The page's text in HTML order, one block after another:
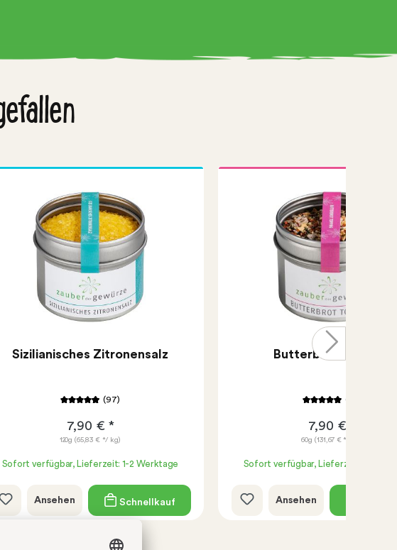
Sizilianisches Zitronensalz
(97)
7,90 € *
120g (65,83 € */ kg)
Sofort verfügbar, Lieferzeit: 1-2 Werktage
Ansehen Schnellkauf
Butterbrot Topping
(39)
7,90 € *
60g (131,67 € */ kg)
Sofort verfügbar, Lieferzeit: 1-2
Ansehen